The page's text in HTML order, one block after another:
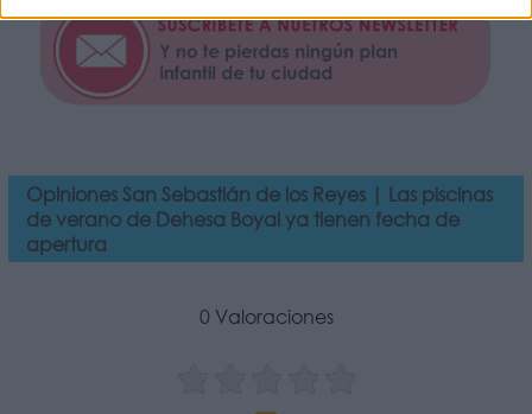
Opiniones San Sebastián de los Reyes | Las piscinas
de verano de Dehesa Boyal ya tienen fecha de
apertura
0 Valoraciones